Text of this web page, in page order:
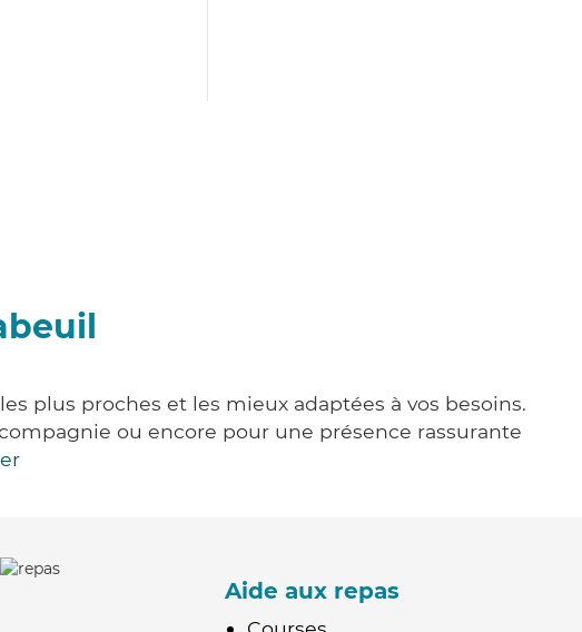
plus proches et les mieux adaptées à vos besoins.
ou encore pour une présence rassurante
Aide aux repas